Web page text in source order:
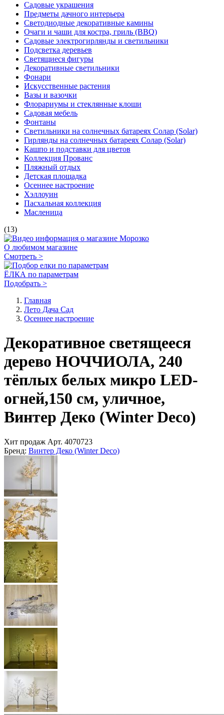
Садовые украшения
Предметы дачного интерьера
Светодиодные декоративные камины
Очаги и чаши для костра, гриль (BBQ)
Садовые электрогирлянды и светильники
Подсветка деревьев
Светящиеся фигуры
Декоративные светильники
Фонари
Искусственные растения
Вазы и вазочки
Флорариумы и стеклянные клоши
Садовая мебель
Фонтаны
Светильники на солнечных батареях Солар (Solar)
Гирлянды на солнечных батареях Солар (Solar)
Кашпо и подставки для цветов
Коллекция Прованс
Пляжный отдых
Детская площадка
Осеннее настроение
Хэллоуин
Пасхальная коллекция
Масленица
(13)
О любимом магазине
Смотреть >
ЁЛКА по параметрам
Подобрать >
Главная
Лето Дача Сад
Осеннее настроение
Декоративное светящееся
дерево НОЧЧИОЛА, 240
тёплых белых микро LED-
огней,150 см, уличное,
Винтер Деко (Winter Deco)
Хит продаж Арт. 4070723
Бренд: Винтер Деко (Winter Deco)